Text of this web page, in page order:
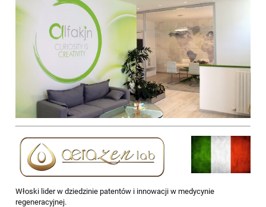
Włoski lider w dziedzinie patentów i innowacji w medycynie
regeneracyjnej.